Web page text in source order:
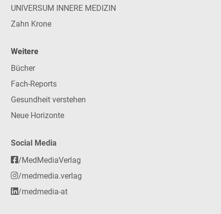
UNIVERSUM INNERE MEDIZIN
Zahn Krone
Weitere
Bücher
Fach-Reports
Gesundheit verstehen
Neue Horizonte
Social Media
/MedMediaVerlag
/medmedia.verlag
/medmedia-at